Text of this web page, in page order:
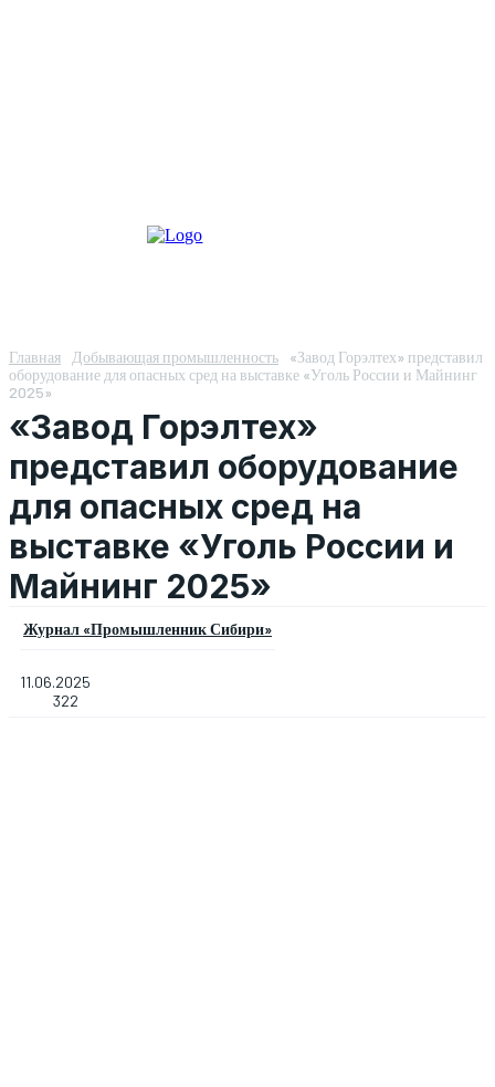
Главная Добывающая промышленность
«Завод Горэлтех» представил
оборудование для опасных сред на выставке «Уголь России и Майнинг
2025»
«Завод Горэлтех»
представил оборудование
для опасных сред на
выставке «Уголь России и
Майнинг 2025»
Журнал «Промышленник Сибири»
11.06.2025
322